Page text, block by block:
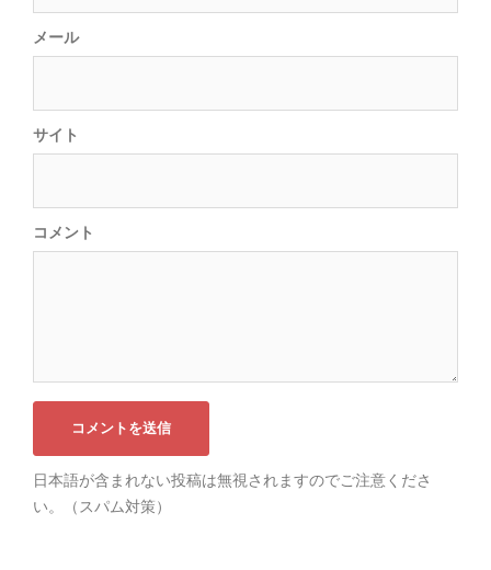
メール
サイト
コメント
日本語が含まれない投稿は無視されますのでご注意くださ
い。（スパム対策）